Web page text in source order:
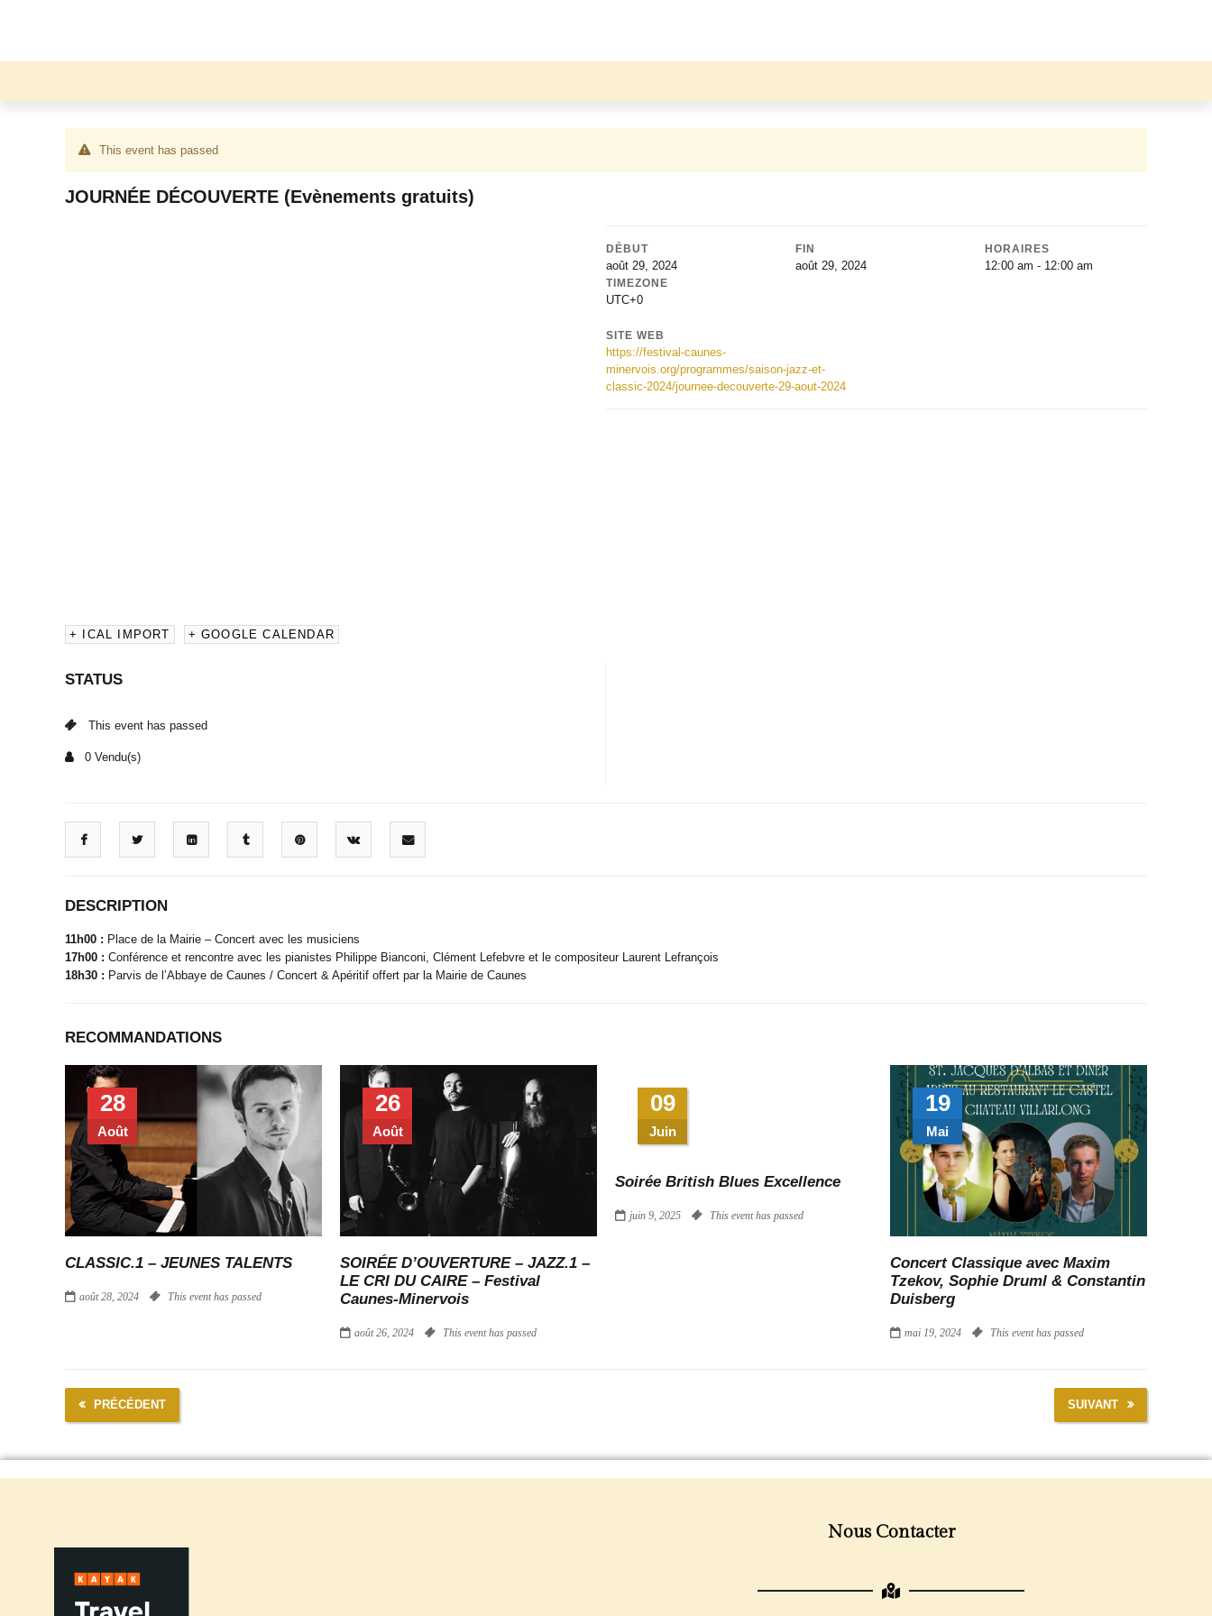
This event has passed
JOURNÉE DÉCOUVERTE (Evènements gratuits)
DÉBUT
août 29, 2024
FIN
août 29, 2024
HORAIRES
12:00 am - 12:00 am
TIMEZONE
UTC+0
SITE WEB
https://festival-caunes-
minervois.org/programmes/saison-jazz-et-
classic-2024/journee-decouverte-29-aout-2024
+ ICAL IMPORT + GOOGLE CALENDAR
STATUS
This event has passed
0 Vendu(s)
DESCRIPTION
11h00 : Place de la Mairie – Concert avec les musiciens
17h00 : Conférence et rencontre avec les pianistes Philippe Bianconi, Clément Lefebvre et le compositeur Laurent Lefrançois
18h30 : Parvis de l’Abbaye de Caunes / Concert & Apéritif offert par la Mairie de Caunes
RECOMMANDATIONS
28
Août
CLASSIC.1 – JEUNES TALENTS
août 28, 2024 This event has passed
26
Août
SOIRÉE D’OUVERTURE – JAZZ.1 –
LE CRI DU CAIRE – Festival
Caunes-Minervois
août 26, 2024 This event has passed
09
Juin
Soirée British Blues Excellence
juin 9, 2025 This event has passed
19
Mai
Concert Classique avec Maxim
Tzekov, Sophie Druml & Constantin
Duisberg
mai 19, 2024 This event has passed
PRÉCÉDENT SUIVANT
Nous Contacter